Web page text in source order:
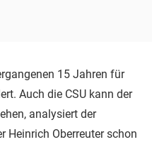
15 Jahren für
Auch die CSU kann der
analysiert der
Heinrich Oberreuter schon